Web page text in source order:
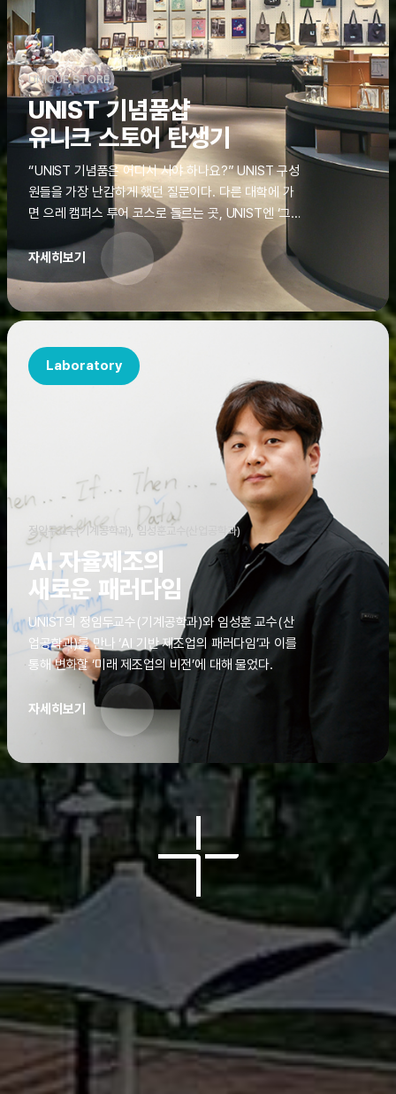
UNIQUE STORE
UNIST 기념품샵
유니크 스토어 탄생기
“UNIST 기념품은 어디서 사야 하나요?” UNIST 구성
원들을 가장 난감하게 했던 질문이다. 다른 대학에 가
면 으레 캠퍼스 투어 코스로 들르는 곳, UNIST엔 ‘그
것’이 없었다. 학교 탐방을 왔던 고등학생도, 자녀를 방
문하러 온 학부모도 빈손으로 돌려보내야 했던 아쉬움
을 달래줄 공간이 ‘유니크 스토어(UNIQUE
STORE)’라는 이름으로 지난해 11월 문을 열었다.
자세히보기
Laboratory
정임두교수(기계공학과), 임성훈교수(산업공학과)
AI 자율제조의
새로운 패러다임
UNIST의 정임두교수(기계공학과)와 임성훈 교수(산
업공학과)를 만나 ‘AI 기반 제조업의 패러다임’과 이를
통해 변화할 ‘미래 제조업의 비전’에 대해 물었다.
자세히보기